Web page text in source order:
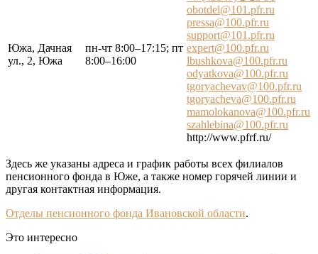
Южа, Дачная
ул., 2, Южа
пн-чт 8:00–17:15; пт
8:00–16:00
obotdel@101.pfr.ru
pressa@100.pfr.ru
support@101.pfr.ru
expert@100.pfr.ru
lbushkova@100.pfr.ru
odyatkova@100.pfr.ru
tgoryachevav@100.pfr.ru
tgoryacheva@100.pfr.ru
mamolokanova@100.pfr.ru
szahlebina@100.pfr.ru
http://www.pfrf.ru/
Здесь же указаны адреса и график работы всех филиалов
пенсионного фонда в Юже, а также номер горячей линии и
другая контактная информация.
Отделы пенсионного фонда Ивановской области.
Это интересно